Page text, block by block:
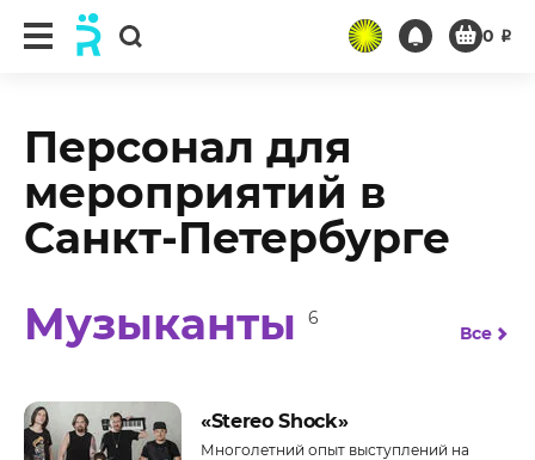
0 ₽
Персонал для
мероприятий в
Санкт-Петербурге
Музыканты
6
Все
«‎Stereo Shock»
Многолетний опыт выступлений на